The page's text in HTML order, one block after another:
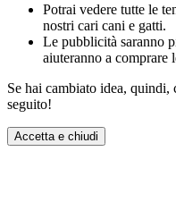
Potrai vedere tutte le
nostri cari cani e gatti.
Le pubblicità saranno
aiuteranno a comprare
Se hai cambiato idea,
seguito!
Accetta e chiudi